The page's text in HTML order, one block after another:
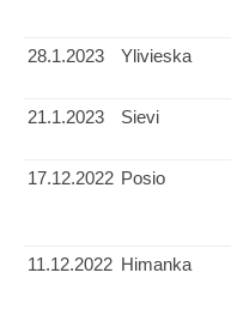
28.1.2023
Ylivieska
21.1.2023 Sievi
17.12.2022 Posio
11.12.2022 Himanka